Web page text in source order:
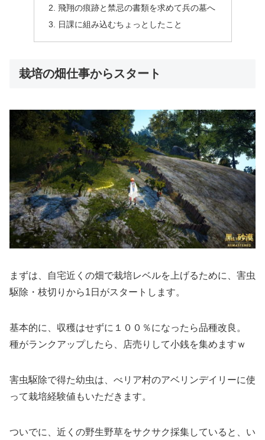
飛翔の痕跡と禁忌の書類を求めて兵の墓へ
日課に組み込むちょっとしたこと
栽培の畑仕事からスタート
まずは、自宅近くの畑で栽培レベルを上げるために、害虫
駆除・枝切りから1日がスタートします。
基本的に、収穫はせずに１００％になったら品種改良。
種がランクアップしたら、店売りして小銭を集めますｗ
害虫駆除で得た幼虫は、べリア村のアベリンデイリーに使
って栽培経験値もいただきます。
ついでに、近くの野生野草をサクサク採集していると、い